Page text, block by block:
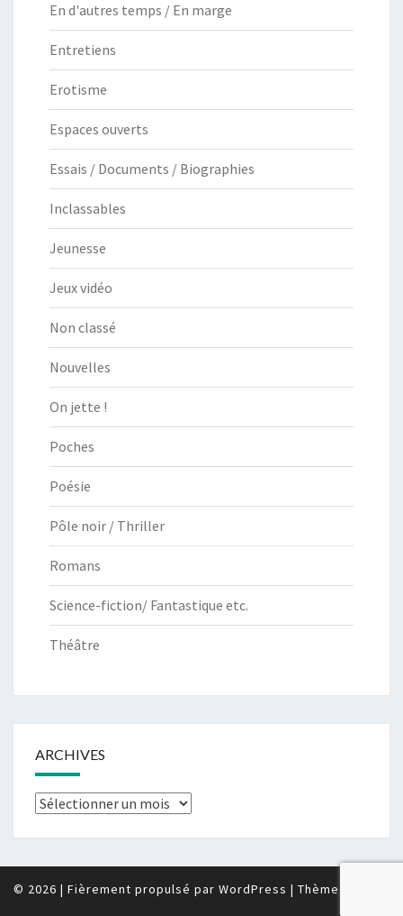
En d'autres temps / En marge
Entretiens
Erotisme
Espaces ouverts
Essais / Documents / Biographies
Inclassables
Jeunesse
Jeux vidéo
Non classé
Nouvelles
On jette !
Poches
Poésie
Pôle noir / Thriller
Romans
Science-fiction/ Fantastique etc.
Théâtre
ARCHIVES
Archives
© 2026 | Fièrement propulsé par WordPress | Thème :